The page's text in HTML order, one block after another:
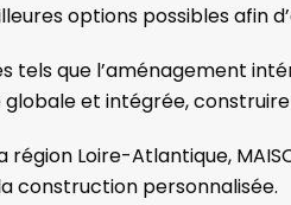
options possibles afin
que l’aménagement
et intégrée,
Loire-Atlantique,
construction personnalisée.